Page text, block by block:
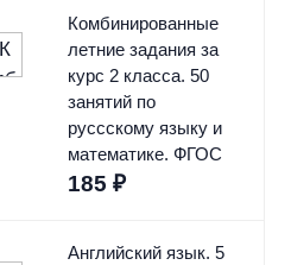
Комбинированные
летние задания за
курс 2 класса. 50
занятий по
руссскому языку и
математике. ФГОС
185 ₽
Английский язык. 5